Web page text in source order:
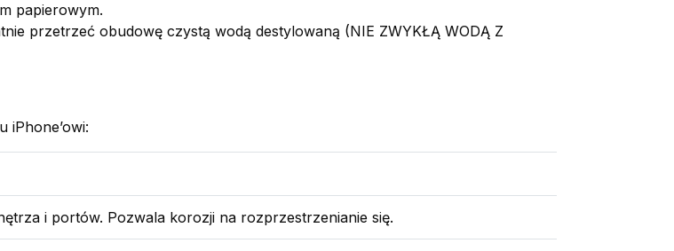
papierowym.
przetrzeć obudowę czystą wodą destylowaną (NIE ZWYKŁĄ WODĄ Z
iPhone’owi:
i portów. Pozwala korozji na rozprzestrzenianie się.